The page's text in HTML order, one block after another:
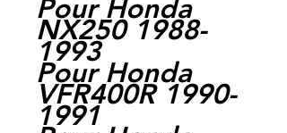
Pour Honda
NX250 1988-
1993
Pour Honda
VFR400R 1990-
1991